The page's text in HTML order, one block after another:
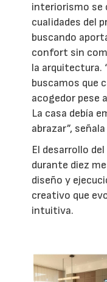
interiorismo se
cualidades del
buscando
confort sin
la arquitectura.
buscamos que
acogedor pese
La casa debía
abrazar”,
El desarrollo
durante diez
diseño y
creativo que
intuitiva.